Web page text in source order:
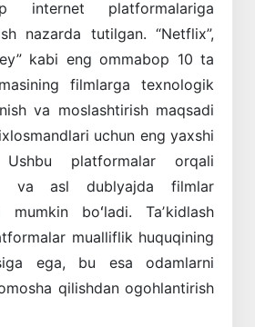
internet platformalariga
nazarda tutilgan. “Netflix”,
kabi eng ommabop 10 ta
filmlarga texnologik
va moslashtirish maqsadi
uchun eng yaxshi
platformalar orqali
va asl dublyajda filmlar
boʻladi. Taʼkidlash
mualliflik huquqining
ega, bu esa odamlarni
qilishdan ogohlantirish